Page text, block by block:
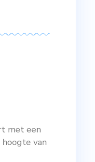
werken minder
Als
Door deze
Ervaringen